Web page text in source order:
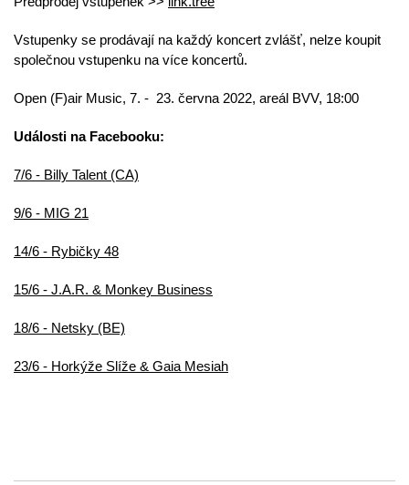
Vstupenky se prodávají na každý koncert zvlášť, nelze koupit
společnou vstupenku na více koncertů.
Open (F)air Music, 7. - 23. června 2022, areál BVV, 18:00
Události na Facebooku:
7/6 - Billy Talent (CA)
9/6 - MIG 21
14/6 - Rybičky 48
15/6 - J.A.R. & Monkey Business
18/6 - Netsky (BE)
23/6 - Horkýže Slíže & Gaia Mesiah